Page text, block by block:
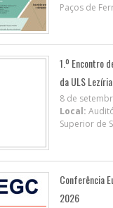
Paços de
1.º Encontro
da ULS Lezíria
8 de
Local:
Superior de
Conferência
2026